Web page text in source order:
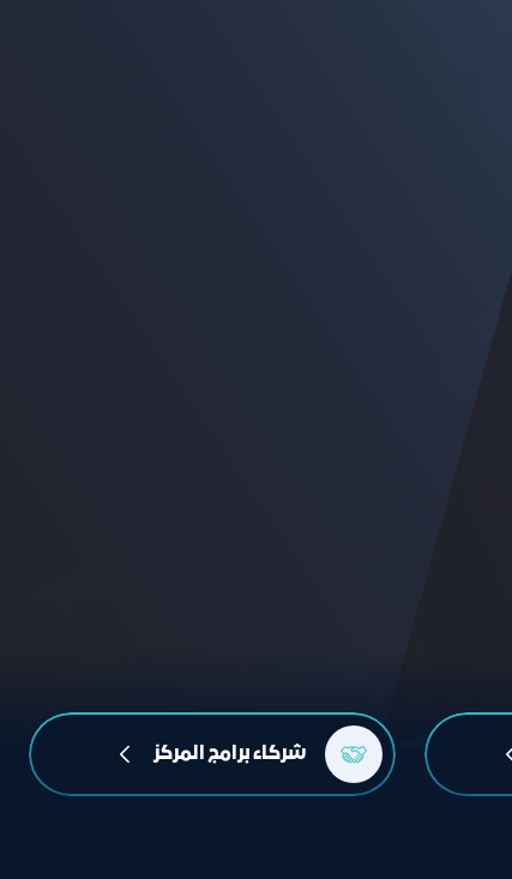
شركاء برامج المركز